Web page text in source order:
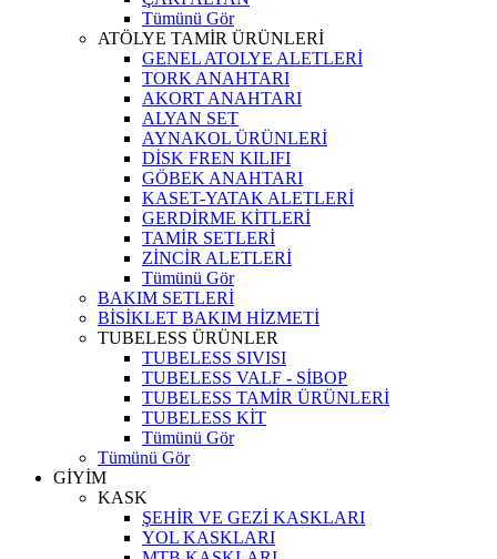
Tümünü Gör
ATÖLYE TAMİR ÜRÜNLERİ
GENEL ATOLYE ALETLERİ
TORK ANAHTARI
AKORT ANAHTARI
ALYAN SET
AYNAKOL ÜRÜNLERİ
DİSK FREN KILIFI
GÖBEK ANAHTARI
KASET-YATAK ALETLERİ
GERDİRME KİTLERİ
TAMİR SETLERİ
ZİNCİR ALETLERİ
Tümünü Gör
BAKIM SETLERİ
BİSİKLET BAKIM HİZMETİ
TUBELESS ÜRÜNLER
TUBELESS SIVISI
TUBELESS VALF - SİBOP
TUBELESS TAMİR ÜRÜNLERİ
TUBELESS KİT
Tümünü Gör
Tümünü Gör
GİYİM
KASK
ŞEHİR VE GEZİ KASKLARI
YOL KASKLARI